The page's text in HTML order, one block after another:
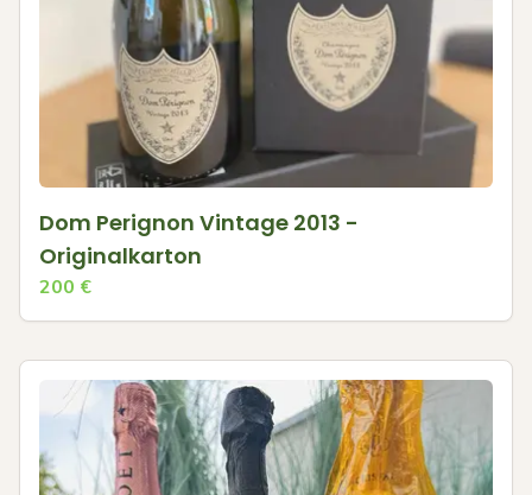
Dom Perignon Vintage 2013 -
Originalkarton
200 €